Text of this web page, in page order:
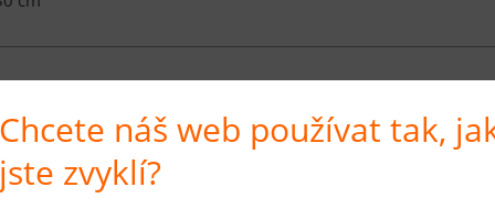
info
kobercůBOWI EXA
je typická velmi efektními moderními vzory. Tyto
Jsou vyrobeny z nejkvalitnějšího polyesterového materiálu.
Chcete náš web používat tak,
jste zvyklí?